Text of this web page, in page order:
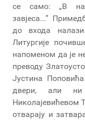
се само: „В на-
завјеса...”
до входа
Литургије
напоменом да је
преводу
Јустина
двери, али
Николајевићевом
отварају и